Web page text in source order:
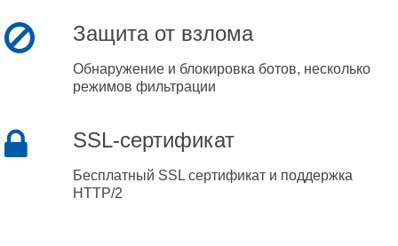
Защита от взлома
Обнаружение и блокировка ботов, несколько
режимов фильтрации
SSL-сертификат
Бесплатный SSL сертификат и поддержка
HTTP/2